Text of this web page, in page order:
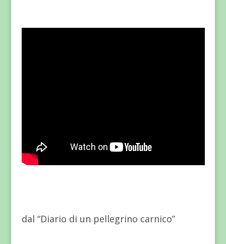
dal “Diario di un pellegrino carnico”